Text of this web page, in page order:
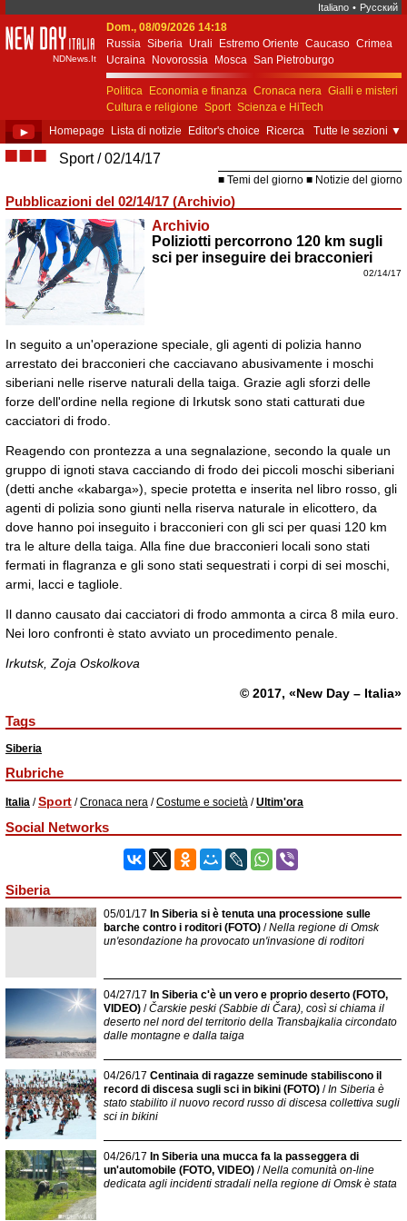
Italiano • Русский
New Day Italia
NDNews.It
Dom., 08/09/2026 14:18
Russia Siberia Urali Estremo Oriente Caucaso Crimea
Ucraina
Novorossia Mosca San Pietroburgo
Ekaterinburgo Kiev Simferopol
Sebastopoli
Politica
Economia e finanza Cronaca nera Gialli e misteri
Cultura e religione Sport Scienza e HiTech
Costume e società
Unione Europea
► Homepage Lista di notizie Editor's choice Ricerca Tutte le sezioni ▼
■■■ Sport 02/14/17
Temi del giorno Notizie del giorno
Pubblicazioni del 02/14/17 (Archivio)
Archivio
Poliziotti percorrono 120 km sugli
sci per inseguire dei bracconieri
02/14/17
In seguito a un'operazione speciale, gli agenti di polizia hanno
arrestato dei bracconieri che cacciavano abusivamente i moschi
siberiani nelle riserve naturali della taiga. Grazie agli sforzi delle
forze dell'ordine nella regione di Irkutsk sono stati catturati due
cacciatori di frodo.
Reagendo con prontezza a una segnalazione, secondo la quale un
gruppo di ignoti stava cacciando di frodo dei piccoli moschi siberiani
(detti anche «kabarga»), specie protetta e inserita nel libro rosso, gli
agenti di polizia sono giunti nella riserva naturale in elicottero, da
dove hanno poi inseguito i bracconieri con gli sci per quasi 120 km
tra le alture della taiga. Alla fine due bracconieri locali sono stati
fermati in flagranza e gli sono stati sequestrati i corpi di sei moschi,
armi, lacci e tagliole.
Il danno causato dai cacciatori di frodo ammonta a circa 8 mila euro.
Nei loro confronti è stato avviato un procedimento penale.
Irkutsk, Zoja Oskolkova
© 2017, «New Day – Italia»
Tags
Siberia
Rubriche
Italia /Sport /Cronaca nera /Costume e società /Ultim'ora
Social Networks
Siberia
05/01/17 In Siberia si è tenuta una processione sulle
barche contro i roditori (FOTO) /Nella regione di Omsk
un'esondazione ha provocato un'invasione di roditori
04/27/17 In Siberia c'è un vero e proprio deserto (FOTO,
VIDEO) /Čarskie peski (Sabbie di Čara), così si chiama il
deserto nel nord del territorio della Transbajkalia circondato
dalle montagne e dalla taiga
04/26/17 Centinaia di ragazze seminude stabiliscono il
record di discesa sugli sci in bikini (FOTO) /In Siberia è
stato stabilito il nuovo record russo di discesa collettiva sugli
sci in bikini
04/26/17 In Siberia una mucca fa la passeggera di
un'automobile (FOTO, VIDEO) /Nella comunità on-line
dedicata agli incidenti stradali nella regione di Omsk è stata